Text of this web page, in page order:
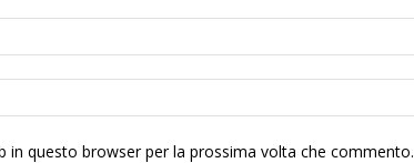
in questo browser per la prossima volta che commento.